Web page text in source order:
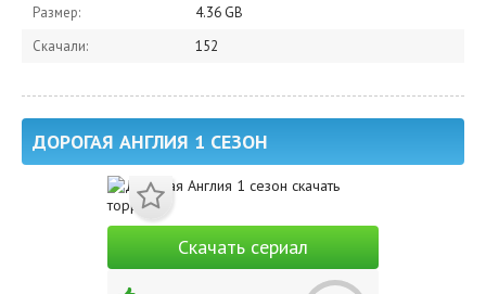
Размер:
4.36 GB
Скачали:
152
ДОРОГАЯ АНГЛИЯ 1 СЕЗОН
Скачать сериал